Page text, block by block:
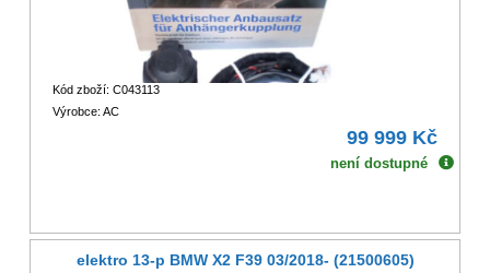
Kód zboží: C043113
Výrobce: AC
99 999 Kč
není dostupné
elektro 13-p BMW X2 F39 03/2018- (21500605)